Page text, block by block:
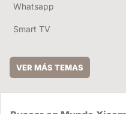
Whatsapp
Smart TV
VER MÁS TEMAS